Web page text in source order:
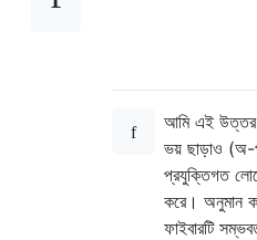
আমি এই উত্তর
ভয় ছাড়াও (অ-
প্রযুক্তিগত
করে। অনুমান
ফাইবারটি